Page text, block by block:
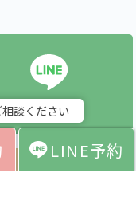
LINEで予約
談ください
LINE予約